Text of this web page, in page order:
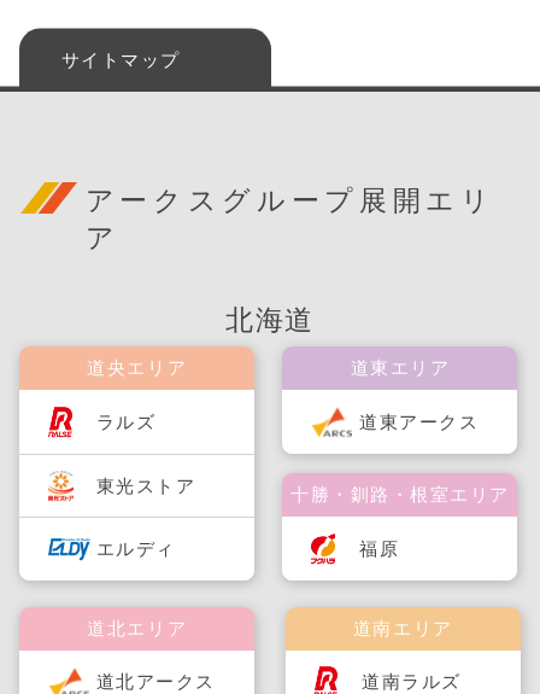
サイトマップ
アークスグループ展開エリ
ア
北海道
道央エリア
ラルズ
東光ストア
エルディ
道南エリア
道南ラルズ
道北エリア
道北アークス
道東エリア
道東アークス
十勝・釧路・根室エリア
福原